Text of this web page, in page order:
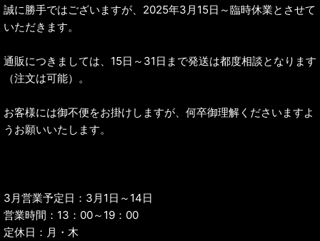
誠に勝手ではございますが、2025年3月15日～臨時休業とさせて
いただきます。
通販につきましては、15日～31日まで発送は都度相談となります
（注文は可能）。
お客様には御不便をお掛けしますが、何卒御理解くださいますよ
うお願いいたします。
3月営業予定日：3月1日～14日
営業時間：13：00～19：00
定休日：月・木